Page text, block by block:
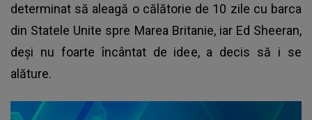
determinat să aleagă o călătorie de 10 zile cu barca
din Statele Unite spre Marea Britanie, iar Ed Sheeran,
deși nu foarte încântat de idee, a decis să i se
alăture.